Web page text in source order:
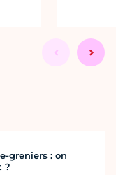
greniers : on
?